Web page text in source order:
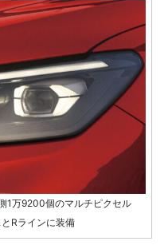
1万9200個のマルチピクセル
Rラインに装備